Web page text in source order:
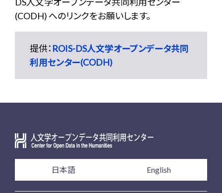
(CODH) へのリンクをお願いします。
提供： ROIS-DS人文学オープンデータ共同
利用センター(CODH)
日本語 English